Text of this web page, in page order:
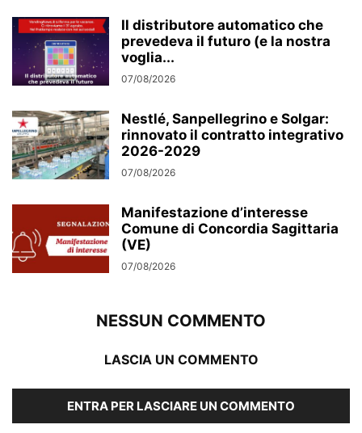
Il distributore automatico che
prevedeva il futuro (e la nostra
voglia...
07/08/2026
Nestlé, Sanpellegrino e Solgar:
rinnovato il contratto integrativo
2026-2029
07/08/2026
Manifestazione d’interesse
Comune di Concordia Sagittaria
(VE)
07/08/2026
NESSUN COMMENTO
LASCIA UN COMMENTO
ENTRA PER LASCIARE UN COMMENTO